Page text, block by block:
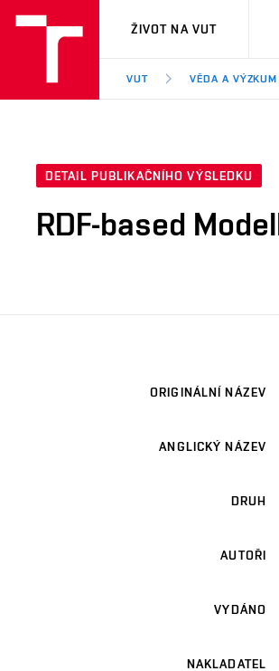
VUT
ŽIVOT NA VUT
VUT VĚDA A
DETAIL PUBLIKAČNÍHO VÝSLEDKU
RDF-based
ORIGINÁLNÍ NÁZEV
ANGLICKÝ NÁZEV
DRUH
AUTOŘI
VYDÁNO
NAKLADATEL